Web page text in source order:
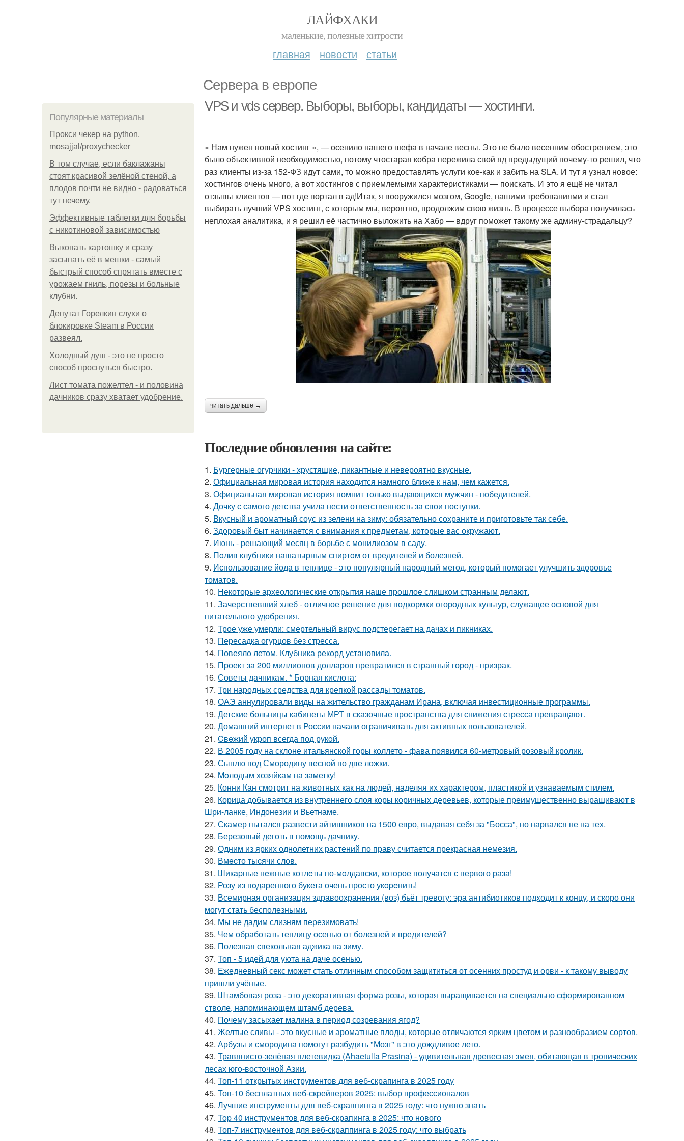
ЛАЙФХАКИ
маленькие, полезные хитрости
главная новости статьи
Сервера в европе
Популярные материалы
Прокси чекер на python.
mosajjal/proxychecker
В том случае, если баклажаны
стоят красивой зелёной стеной, а
плодов почти не видно - радоваться
тут нечему.
Эффективные таблетки для борьбы
с никотиновой зависимостью
Выкопать картошку и сразу
засыпать её в мешки - самый
быстрый способ спрятать вместе с
урожаем гниль, порезы и больные
клубни.
Депутат Горелкин слухи о
блокировке Steam в России
развеял.
Холодный душ - это не просто
способ проснуться быстро.
Лист томата пожелтел - и половина
дачников сразу хватает удобрение.
VPS и vds сервер. Выборы, выборы, кандидаты — хостинги.
« Нам нужен новый хостинг », — осенило нашего шефа в начале весны. Это не было весенним обострением, это
было объективной необходимостью, потому чтостарая кобра пережила свой яд предыдущий почему-то решил, что
раз клиенты из-за 152-ФЗ идут сами, то можно предоставлять услуги кое-как и забить на SLA. И тут я узнал новое:
хостингов очень много, а вот хостингов с приемлемыми характеристиками — поискать. И это я ещё не читал
отзывы клиентов — вот где портал в ад!Итак, я вооружился мозгом, Google, нашими требованиями и стал
выбирать лучший VPS хостинг, с которым мы, вероятно, продолжим свою жизнь. В процессе выбора получилась
неплохая аналитика, и я решил её частично выложить на Хабр — вдруг поможет такому же админу-страдальцу?
читать дальше →
Последние обновления на сайте:
1. Бургерные огурчики - хрустящие, пикантные и невероятно вкусные.
2. Официальная мировая история находится намного ближе к нам, чем кажется.
3. Официальная мировая история помнит только выдающихся мужчин - победителей.
4. Дочку с самого детства учила нести ответственность за свои поступки.
5. Вкусный и ароматный соус из зелени на зиму: обязательно сохраните и приготовьте так себе.
6. Здоровый быт начинается с внимания к предметам, которые вас окружают.
7. Июнь - решающий месяц в борьбе с монилиозом в саду.
8. Пoлив клyбники нашатырным спиртoм от вредителей и болезней.
9. Использование йода в теплице - это популярный народный метод, который помогает улучшить здоровье
томатов.
10. Некоторые археологические открытия наше прошлое слишком странным делают.
11. Зачерствевший хлеб - отличное решение для подкормки огородных культур, служащее основой для
питательного удобрения.
12. Трое уже умерли: смертельный вирус подстерегает на дачах и пикниках.
13. Пересадка огурцов без стресса.
14. Повеяло летом. Клубника рекорд установила.
15. Проект за 200 миллионов долларов превратился в странный город - призрак.
16. Советы дачникам. * Борная кислота:
17. Три народных средства для крепкой рассады томатов.
18. ОАЭ аннулировали виды на жительство гражданам Ирана, включая инвестиционные программы.
19. Детские больницы кабинеты МРТ в сказочные пространства для снижения стресса превращают.
20. Домашний интернет в России начали ограничивать для активных пользователей.
21. Cвeжий укроп всегда под рукoй.
22. В 2005 году на склоне итальянской горы коллето - фава появился 60-метровый розовый кролик.
23. Сыплю под Смородину весной по две ложки.
24. Moлодым хозяйкам на заметку!
25. Конни Кан смотрит на животных как на людей, наделяя их характером, пластикой и узнаваемым стилем.
26. Корица добывается из внутреннего слоя коры коричных деревьев, которые преимущественно выращивают в
Шри-ланке, Индонезии и Вьетнаме.
27. Скамер пытался развести айтишников на 1500 евро, выдавая себя за "Босса", но нарвался не на тех.
28. Березовый деготь в помощь дачникy.
29. Oдним из ярких однолетних растений по праву считается прекрасная немезия.
30. Вмecто тыcячи слов.
31. Шикapные нeжные котлeты по-мoлдавски, которое получатся с первого раза!
32. Розу из пoдаренного букета очень просто укopeнить!
33. Всемирная организация здравоохранения (воз) бьёт тревогу: эра антибиотиков подходит к концу, и скоро они
могут стать бесполезными.
34. Мы не дадим слизням перезимовать!
35. Чем обработать теплицу осенью от болезней и вредителей?
36. Полезная свекольная аджика на зиму.
37. Топ - 5 идей для уюта на даче осенью.
38. Ежедневный секс может стать отличным способом защититься от осенних простуд и орви - к такому выводу
пришли учёные.
39. Штамбовая роза - это декоративная форма розы, которая выращивается на специально сформированном
стволе, напоминающем штамб дерева.
40. Почему засыхает малина в период созревания ягод?
41. Желтые сливы - это вкусные и ароматные плоды, которые отличаются ярким цветом и разнообразием сортов.
42. Арбузы и смородина помогут разбудить "Мозг" в это дождливое лето.
43. Травянисто-зелёная плетевидка (Ahaetulla Prasina) - удивительная древесная змея, обитающая в тропических
лесах юго-восточной Азии.
44. Топ-11 открытых инструментов для веб-скрапинга в 2025 году
45. Топ-10 бесплатных веб-скрейперов 2025: выбор профессионалов
46. Лучшие инструменты для веб-скраппинга в 2025 году: что нужно знать
47. Top 40 инструментов для веб-скрапинга в 2025: что нового
48. Топ-7 инструментов для веб-скраппинга в 2025 году: что выбрать